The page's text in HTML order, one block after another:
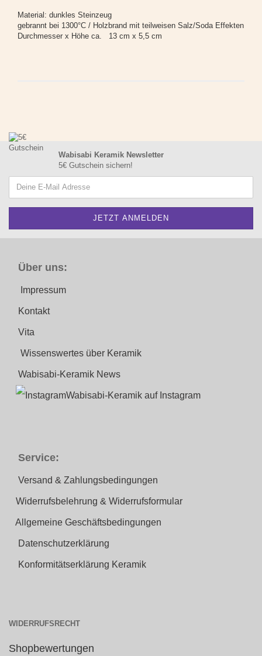
Material: dunkles Steinzeug
gebrannt bei 1300°C / Holzbrand mit teilweisen Salz/Soda Effekten
Durchmesser x Höhe ca. 13 cm x 5,5 cm
Wabisabi Keramik Newsletter
5€ Gutschein sichern!
Über uns:
Impressum
Kontakt
Vita
Wissenswertes über Keramik
Wabisabi-Keramik News
Wabisabi-Keramik auf Instagram
Service:
Versand & Zahlungsbedingungen
Widerrufsbelehrung & Widerrufsformular
Allgemeine Geschäftsbedingungen
Datenschutzerklärung
Konformitätserklärung Keramik
WIDERRUFSRECHT
Shopbewertungen